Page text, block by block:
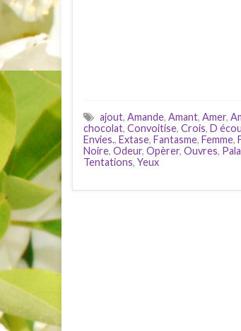
ajout, Amande, Amant, Amer,
chocolat, Convoitise, Crois, D
Envies., Extase, Fantasme, Femme,
Noire, Odeur, Opèrer, Ouvres,
Tentations, Yeux